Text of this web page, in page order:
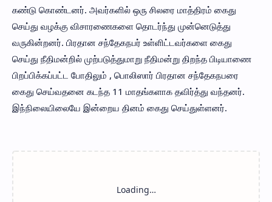
கண்டு கொண்டனர். அவர்களில் ஒரு சிலரை மாத்திரம் கைது
செய்து வழக்கு விசாரணைகளை தொடர்ந்து முன்னெடுத்து
வருகின்றனர். பிரதான சந்தேகநபர் உள்ளிட்டவர்களை கைது
செய்து நீதிமன்றில் முற்படுத்துமாறு நீதிமன்று திறந்த பிடியாணை
பிறப்பிக்கப்பட்ட போதிலும் , பொலிஸார் பிரதான சந்தேகநபரை
கைது செய்வதனை கடந்த 11 மாதங்களாக தவிர்த்து வந்தனர்.
இந்நிலையிலையே இன்றைய தினம் கைது செய்துள்ளனர்.